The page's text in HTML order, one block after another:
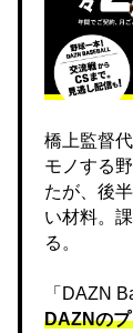
橋上監督
モノする
たが、後
い材料。
る。
「DAZN
DAZNの